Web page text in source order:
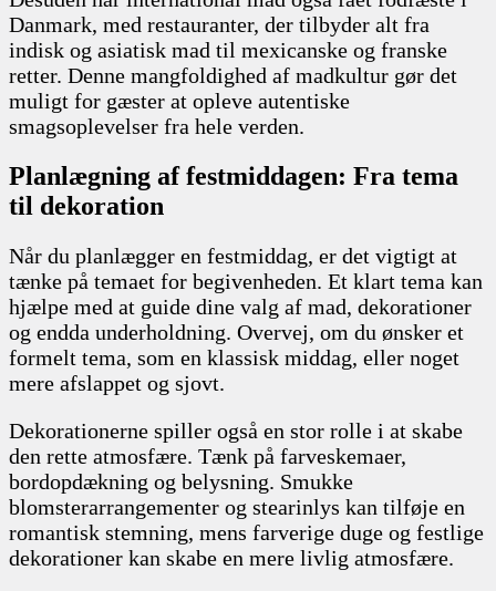
Danmark, med restauranter, der tilbyder alt fra
indisk og asiatisk mad til mexicanske og franske
retter. Denne mangfoldighed af madkultur gør det
muligt for gæster at opleve autentiske
smagsoplevelser fra hele verden.
Planlægning af festmiddagen: Fra tema
til dekoration
Når du planlægger en festmiddag, er det vigtigt at
tænke på temaet for begivenheden. Et klart tema kan
hjælpe med at guide dine valg af mad, dekorationer
og endda underholdning. Overvej, om du ønsker et
formelt tema, som en klassisk middag, eller noget
mere afslappet og sjovt.
Dekorationerne spiller også en stor rolle i at skabe
den rette atmosfære. Tænk på farveskemaer,
bordopdækning og belysning. Smukke
blomsterarrangementer og stearinlys kan tilføje en
romantisk stemning, mens farverige duge og festlige
dekorationer kan skabe en mere livlig atmosfære.